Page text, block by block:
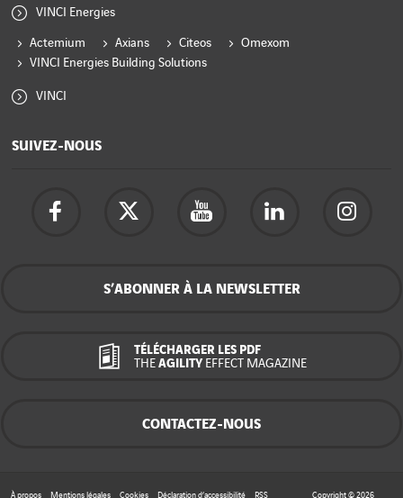
VINCI Energies
Actemium Axians Citeos
Omexom
VINCI Energies Building Solutions
VINCI
SUIVEZ-NOUS
S’ABONNER À LA NEWSLETTER
TÉLÉCHARGER LES PDF
THE AGILITY EFFECT MAGAZINE
CONTACTEZ-NOUS
À propos Mentions légales Cookies Déclaration d’accessibilité RSS Copyright © 2026